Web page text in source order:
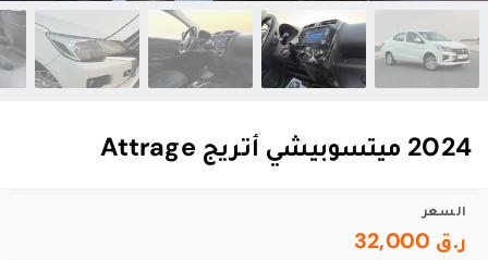
2024 ميتسوبيشي أتريج Attrage
السعر
ر.ق 32,000